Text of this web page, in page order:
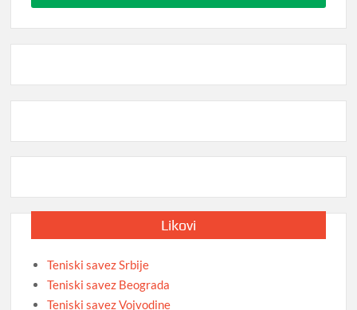
Likovi
Teniski savez Srbije
Teniski savez Beograda
Teniski savez Vojvodine